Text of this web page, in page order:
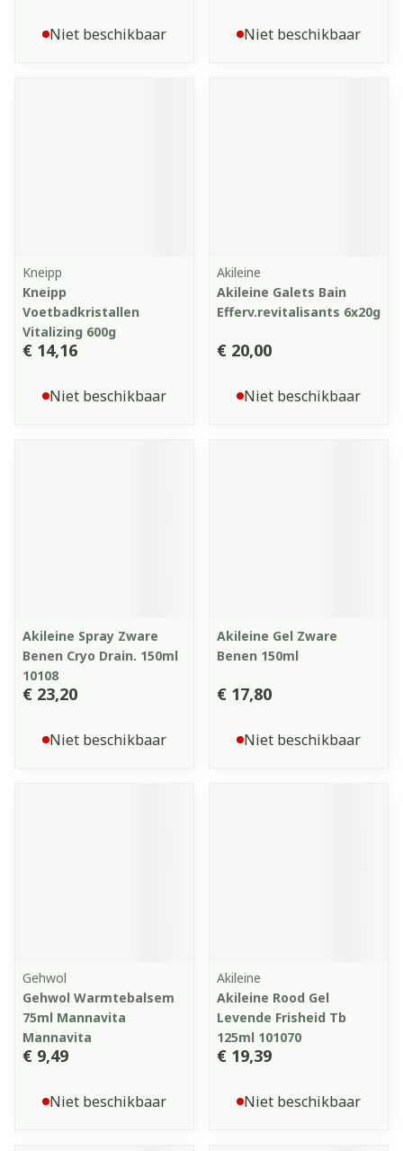
Niet beschikbaar Niet beschikbaar
Kneipp
Kneipp
Voetbadkristallen
Vitalizing 600g
€ 14,16
Niet beschikbaar
Akileine
Akileine Galets Bain
Efferv.revitalisants 6x20g
€ 20,00
Niet beschikbaar
Akileine Spray Zware
Benen Cryo Drain. 150ml
10108
€ 23,20
Niet beschikbaar
Akileine Gel Zware
Benen 150ml
€ 17,80
Niet beschikbaar
Gehwol
Gehwol Warmtebalsem
75ml Mannavita
Mannavita
€ 9,49
Niet beschikbaar
Akileine
Akileine Rood Gel
Levende Frisheid Tb
125ml 101070
€ 19,39
Niet beschikbaar